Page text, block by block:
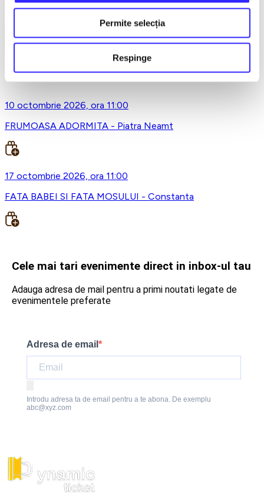
Permite selecția
Respinge
Compania de Teatru Concordia
Vezi mai puțin
Trupa de teatru YuPPie ArT
10 octombrie 2026, ora 11:00
FRUMOASA ADORMITA - Piatra Neamt
17 octombrie 2026, ora 11:00
FATA BABEI SI FATA MOSULUI - Constanta
Cele mai tari evenimente direct in inbox-ul tau
Adauga adresa de mail pentru a primi noutati legate de
evenimentele preferate
Adresa de email
Introdu adresa ta de email pentru a te abona. De exemplu
abc@xyz.com